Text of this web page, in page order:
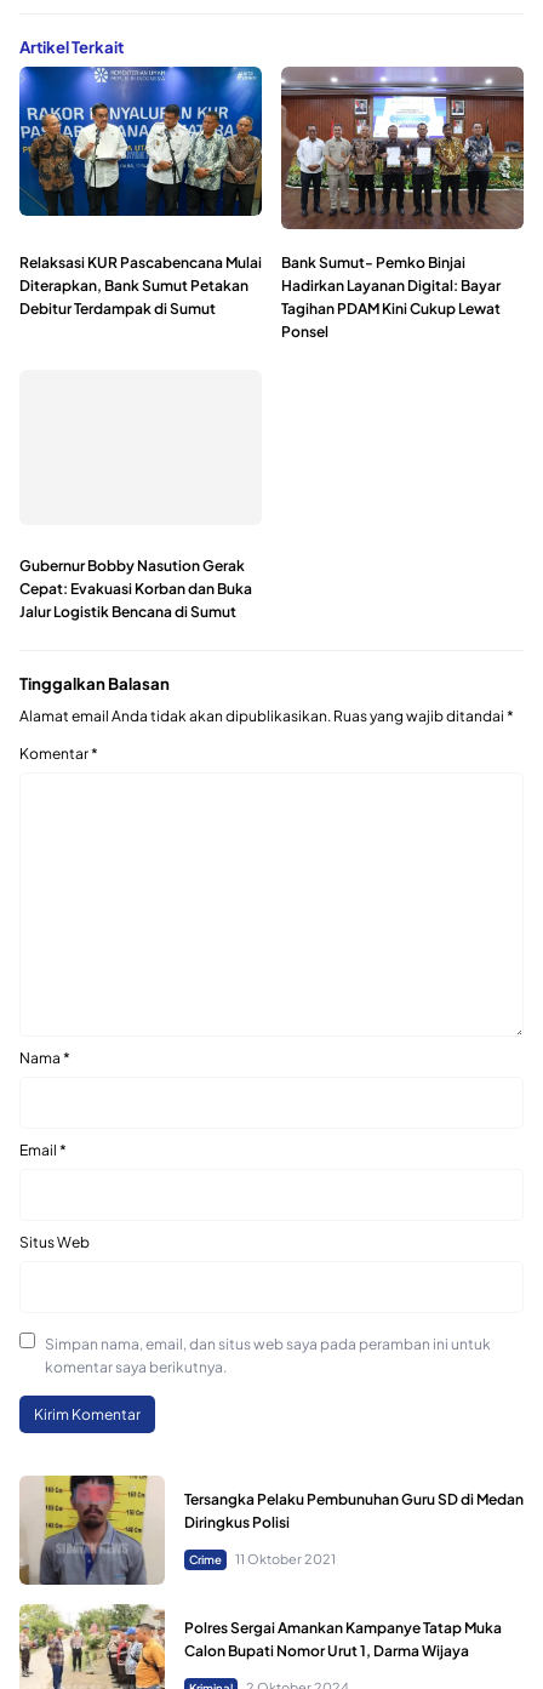
Artikel Terkait
Relaksasi KUR Pascabencana Mulai
Diterapkan, Bank Sumut Petakan
Debitur Terdampak di Sumut
Bank Sumut- Pemko Binjai
Hadirkan Layanan Digital: Bayar
Tagihan PDAM Kini Cukup Lewat
Ponsel
Gubernur Bobby Nasution Gerak
Cepat: Evakuasi Korban dan Buka
Jalur Logistik Bencana di Sumut
Tinggalkan Balasan
Alamat email Anda tidak akan dipublikasikan. Ruas yang wajib ditandai *
Komentar*
Nama *
Email *
Situs Web
Simpan nama, email, dan situs web saya pada peramban ini untuk
komentar saya berikutnya.
Tersangka Pelaku Pembunuhan Guru SD di Medan
Diringkus Polisi
Crime 11 Oktober 2021
Polres Sergai Amankan Kampanye Tatap Muka
Calon Bupati Nomor Urut 1, Darma Wijaya